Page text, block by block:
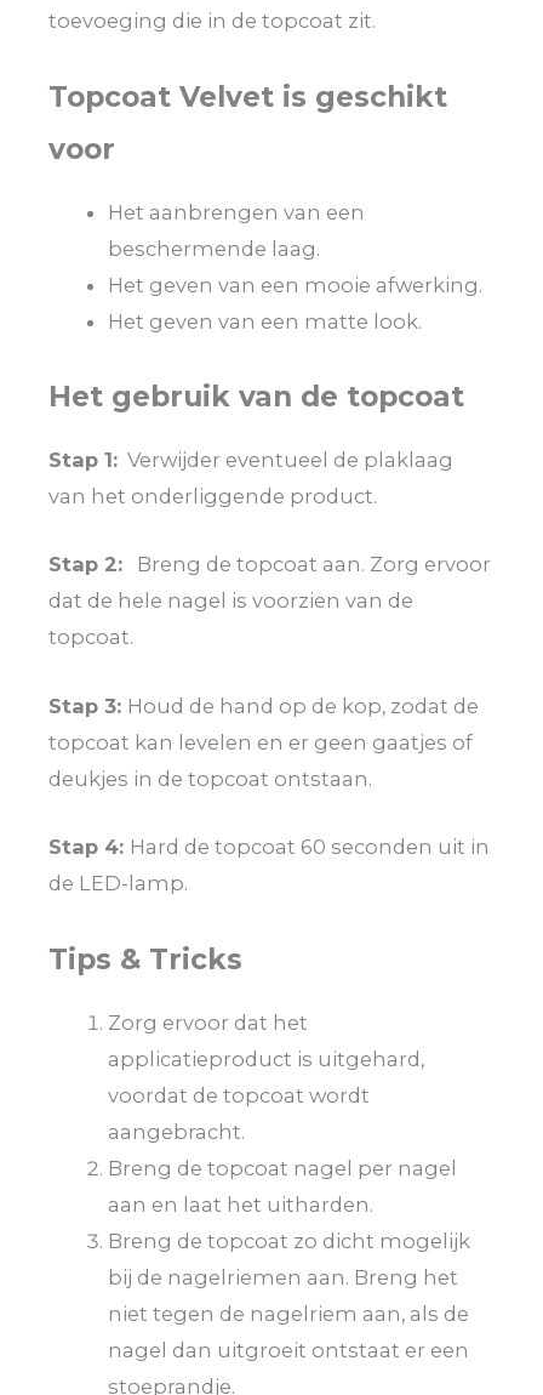
toevoeging die in de topcoat zit.
Topcoat Velvet is geschikt
voor
Het aanbrengen van een
beschermende laag.
Het geven van een mooie afwerking.
Het geven van een matte look.
Het gebruik van de topcoat
Stap 1: Verwijder eventueel de plaklaag
van het onderliggende product.
Stap 2: Breng de topcoat aan. Zorg ervoor
dat de hele nagel is voorzien van de
topcoat.
Stap 3: Houd de hand op de kop, zodat de
topcoat kan levelen en er geen gaatjes of
deukjes in de topcoat ontstaan.
Stap 4: Hard de topcoat 60 seconden uit in
de LED-lamp.
Tips & Tricks
Zorg ervoor dat het
applicatieproduct is uitgehard,
voordat de topcoat wordt
aangebracht.
Breng de topcoat nagel per nagel
aan en laat het uitharden.
Breng de topcoat zo dicht mogelijk
bij de nagelriemen aan. Breng het
niet tegen de nagelriem aan, als de
nagel dan uitgroeit ontstaat er een
stoeprandje.